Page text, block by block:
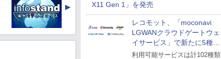
X11 Gen 1」を発売
レコモット、「moconavi
LGWANクラウドゲートウェ
イサービス」で新たに5種類
のサービスと連携開始
利用可能サービスは計102種類
▲